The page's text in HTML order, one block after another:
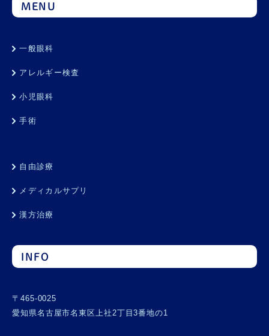
MENU
一般眼科
アレルギー検査
小児眼科
手術
自由診療
メディカルサプリ
漢方治療
INFO
〒465-0025
愛知県名古屋市名東区上社2丁目3番地の1